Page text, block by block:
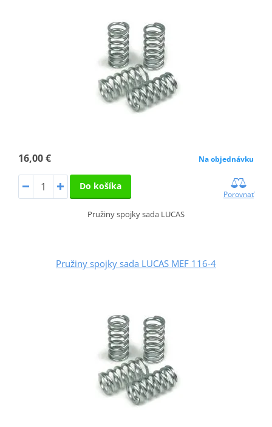
16,00 € Na objednávku
Do košíka
Porovnať
Pružiny spojky sada LUCAS
Pružiny spojky sada LUCAS MEF 116-4